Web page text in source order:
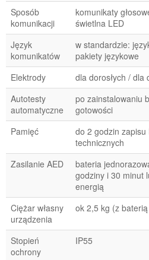
Sposób
komunikacji
komunikaty
świetlna LED
Język
komunikatów
w standardzie:
pakiety językowe
Elektrody
dla dorosłych / dla
Autotesty
automatyczne
po zainstalowaniu
gotowości
Pamięć
do 2 godzin zapisu
technicznych
Zasilanie AED
bateria
godziny i 30 minut
energią
Ciężar własny
urządzenia
ok 2,5 kg (z
Stopień
ochrony
IP55